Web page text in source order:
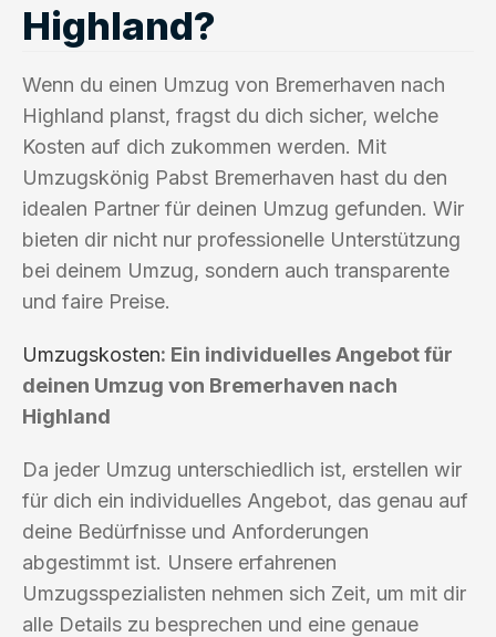
Highland?
Wenn du einen Umzug von Bremerhaven nach
Highland planst, fragst du dich sicher, welche
Kosten auf dich zukommen werden. Mit
Umzugskönig Pabst Bremerhaven hast du den
idealen Partner für deinen Umzug gefunden. Wir
bieten dir nicht nur professionelle Unterstützung
bei deinem Umzug, sondern auch transparente
und faire Preise.
Umzugskosten: Ein individuelles Angebot für
deinen Umzug von Bremerhaven nach
Highland
Da jeder Umzug unterschiedlich ist, erstellen wir
für dich ein individuelles Angebot, das genau auf
deine Bedürfnisse und Anforderungen
abgestimmt ist. Unsere erfahrenen
Umzugsspezialisten nehmen sich Zeit, um mit dir
alle Details zu besprechen und eine genaue